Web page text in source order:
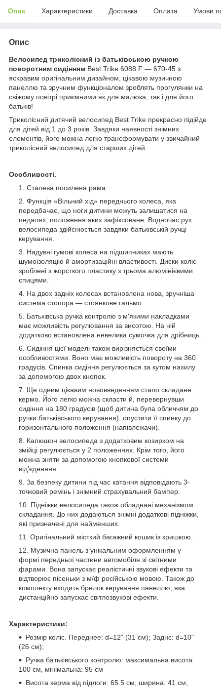
Опис Характеристики Доставка Оплата Умови
Опис
Велосипед триколісний із батьківською ручкою
поворотним сидінням Best Trike 6088 F — 670-45 з
яскравим оригінальним дизайном, цікавою музичною
панеллю та зручним функціоналом зроблять прогулянки на
свіжому повітрі приємними як для малюка, так і для його
батьків!
Триколісний дитячий велосипед Best Trike прекрасно підійде
для дітей від 1 до 3 років. Завдяки наявності знімних
елементів, його можна легко трансформувати у звичайний
триколісний велосипед для старших дітей.
Особливості.
Сталева посилена рама.
Функція «Вільний хід» переднього колеса, яка
передбачає, що ноги дитини можуть залишатися на
педалях, положення яких зафіксоване. Водночас рух
велосипеда здійснюється завдяки батьківській ручці
керування.
Надувні гумові колеса на підшипниках мають
шумоізоляцію й амортизаційні властивості. Диски коліс
зроблені з жорсткого пластику з трьома алюмінієвими
спицями.
На двох задніх колесах встановлена нова, зручніша
система стопора — стоянкове гальмо.
Батьківська ручка контролю з м'якими накладками
має можливість регулювання за висотою. На ній
додатково встановлена невелика сумочка для дрібниць.
Сидіння цієї моделі також вирізняється своїми
особливостями. Воно має можливість повороту на 360
градусів. Спинка сидіння регулюється за кутом нахилу
за допомогою двох кнопок.
Ще одним цікавим нововведенням стало складане
кермо. Його легко можна скласти й, перевернувши
сидіння на 180 градусів (щоб дитина була обличчям до
ручки батьківського керування), опустити її спинку до
горизонтального положення (напівлежачи).
Капюшон велосипеда з додатковим козирком на
змійці регулюється у 2 положеннях. Крім того, його
можна зняти за допомогою кнопкової системи
від'єднання.
За безпеку дитини під час катання відповідають 3-
точковий ремінь і знімний страхувальний бампер.
Підніжки велосипеда також обладнані механізмом
складання. До них додаються знімні додаткові підніжки,
які призначені для найменших.
Оригінальний місткий багажний кошик із кришкою.
Музична панель з унікальним оформленням у
формі передньої частини автомобіля зі світними
фарами. Вона запускає реалістичні звукові ефекти та
відтворює пісеньки з м/ф російською мовою. Також до
комплекту входить брелок керування панеллю, яка
дистанційно запускає світлозвукові ефекти.
Характеристики:
Розмір коліс. Переднее: d=12” (31 см); Заднє: d=10"
(26 см);
Ручка батьківського контролю: максимальна висота:
100 см, мінімальна: 95 см
Висота керма від підлоги: 65.5 см, ширина: 41 см;